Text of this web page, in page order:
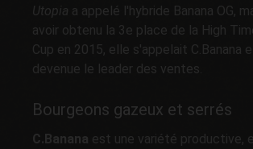
Utopia a appelé l'hybride Banana OG,
avoir obtenu la 3e place de la High
Cup en 2015, elle s'appelait C.Banana
devenue le leader des ventes.
Bourgeons gazeux et serrés
C.Banana est une variété productive,